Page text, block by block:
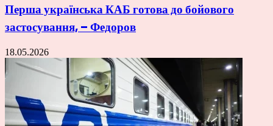
Перша українська КАБ готова до бойового
застосування, – Федоров
18.05.2026